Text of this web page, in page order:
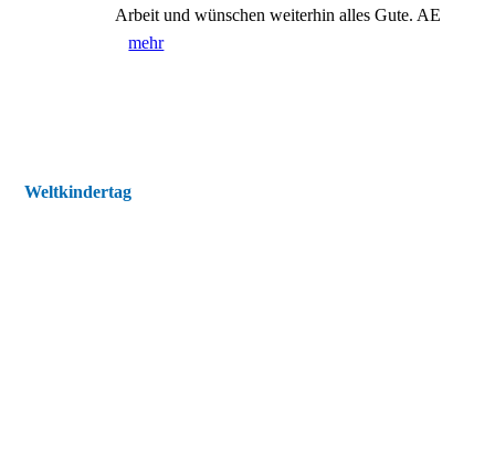
Arbeit und wünschen weiterhin alles Gute. AE
mehr
Weltkindertag